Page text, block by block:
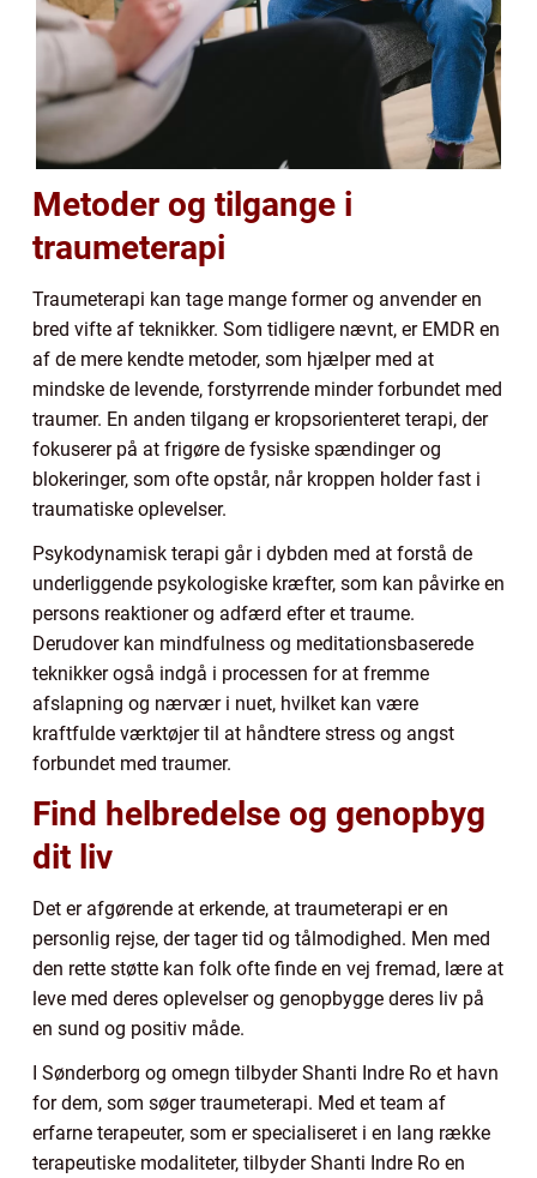
Metoder og tilgange i
traumeterapi
Traumeterapi kan tage mange former og anvender en
bred vifte af teknikker. Som tidligere nævnt, er EMDR en
af de mere kendte metoder, som hjælper med at
mindske de levende, forstyrrende minder forbundet med
traumer. En anden tilgang er kropsorienteret terapi, der
fokuserer på at frigøre de fysiske spændinger og
blokeringer, som ofte opstår, når kroppen holder fast i
traumatiske oplevelser.
Psykodynamisk terapi går i dybden med at forstå de
underliggende psykologiske kræfter, som kan påvirke en
persons reaktioner og adfærd efter et traume.
Derudover kan mindfulness og meditationsbaserede
teknikker også indgå i processen for at fremme
afslapning og nærvær i nuet, hvilket kan være
kraftfulde værktøjer til at håndtere stress og angst
forbundet med traumer.
Find helbredelse og genopbyg
dit liv
Det er afgørende at erkende, at traumeterapi er en
personlig rejse, der tager tid og tålmodighed. Men med
den rette støtte kan folk ofte finde en vej fremad, lære at
leve med deres oplevelser og genopbygge deres liv på
en sund og positiv måde.
I Sønderborg og omegn tilbyder Shanti Indre Ro et havn
for dem, som søger traumeterapi. Med et team af
erfarne terapeuter, som er specialiseret i en lang række
terapeutiske modaliteter, tilbyder Shanti Indre Ro en